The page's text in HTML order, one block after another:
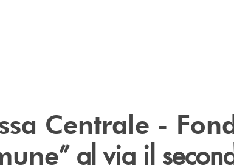
Centrale -
” al via il